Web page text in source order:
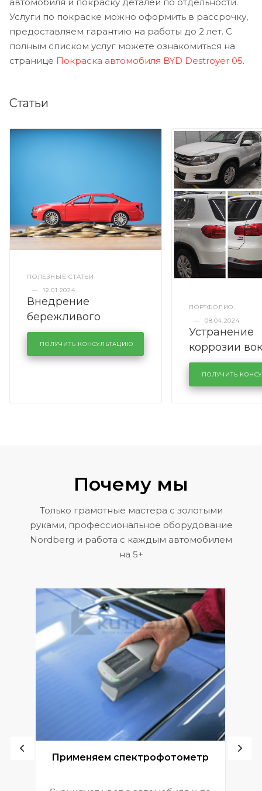
Услуги по покраске можно оформить в рассрочку,
предоставляем гарантию на работы до 2 лет. С
полным списком услуг можете ознакомиться на
странице Покраска автомобиля BYD Destroyer 05.
Статьи
ПОЛЕЗНЫЕ СТАТЬИ
—
12.01.2024
Внедрение
бережливого
производства в
кузовном сервисе
KUTUZOVV
ПОЛУЧИТЬ КОНСУЛЬТАЦИЮ
ПОРТФОЛИО
—
08.04.2024
Устранение
коррозии
лобового
районе
Volkswagen
ПОЛУЧИТЬ
Почему мы
Только грамотные мастера с золотыми
руками, профессиональное оборудование
Nordberg и работа с каждым автомобилем
на 5+
Применяем спектрофотометр